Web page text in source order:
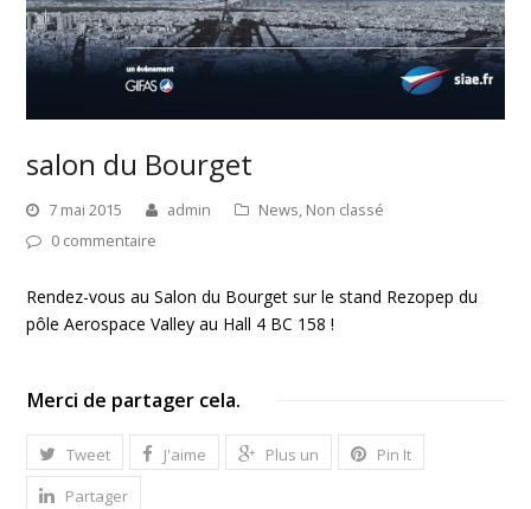
salon du Bourget
7 mai 2015 admin News, Non classé
0 commentaire
Rendez-vous au Salon du Bourget sur le stand Rezopep du
pôle Aerospace Valley au Hall 4 BC 158 !
Merci de partager cela.
Tweet J'aime Plus un
Pin It
Partager